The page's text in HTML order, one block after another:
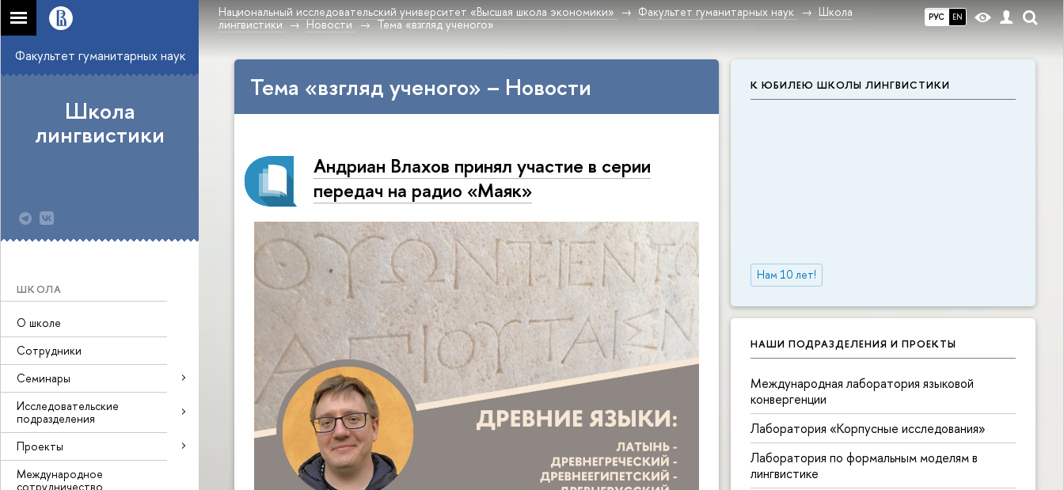
РУС EN
Национальный исследовательский университет «Высшая школа экономики» Факультет гуманитарных наук
Школа
лингвистики
Новости Тема «взгляд ученого»
Факультет гуманитарных наук
Школа
лингвистики
ШКОЛА
О школе
Сотрудники
Семинары
Исследовательские
подразделения
Проекты
Международное
сотрудничество
К ЮБИЛЕЮ ШКОЛЫ ЛИНГВИСТИКИ
Нам 10 лет!
НАШИ ПОДРАЗДЕЛЕНИЯ И ПРОЕКТЫ
Международная лаборатория языковой
конвергенции
Лаборатория «Корпусные исследования»
Лаборатория по формальным моделям в
лингвистике
Тема «взгляд ученого» – Новости
Андриан Влахов принял участие в серии
передач на радио «Маяк»